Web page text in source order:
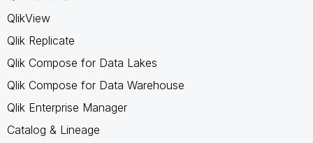
QlikView
Qlik Replicate
Qlik Compose for Data Lakes
Qlik Compose for Data Warehouse
Qlik Enterprise Manager
Catalog & Lineage